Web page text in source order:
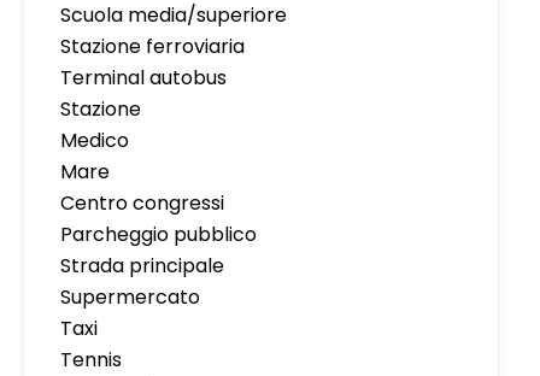
Scuola media/superiore
Stazione ferroviaria
Terminal autobus
Stazione
Medico
Mare
Centro congressi
Parcheggio pubblico
Strada principale
Supermercato
Taxi
Tennis